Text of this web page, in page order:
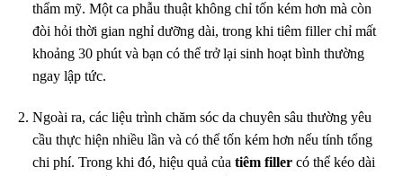
thẩm mỹ. Một ca phẫu thuật không chỉ tốn kém hơn mà còn
đòi hỏi thời gian nghỉ dưỡng dài, trong khi tiêm filler chỉ mất
khoảng 30 phút và bạn có thể trở lại sinh hoạt bình thường
ngay lập tức.
Ngoài ra, các liệu trình chăm sóc da chuyên sâu thường yêu
cầu thực hiện nhiều lần và có thể tốn kém hơn nếu tính tổng
chi phí. Trong khi đó, hiệu quả của tiêm fillercó thể kéo dài